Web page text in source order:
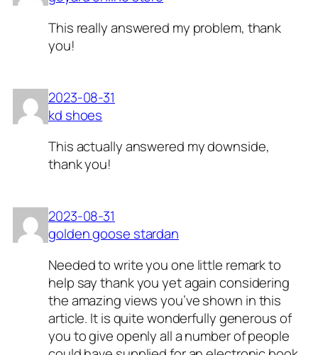
This really answered my problem, thank
you!
2023-08-31
kd shoes
This actually answered my downside,
thank you!
2023-08-31
golden goose stardan
Needed to write you one little remark to
help say thank you yet again considering
the amazing views you’ve shown in this
article. It is quite wonderfully generous of
you to give openly all a number of people